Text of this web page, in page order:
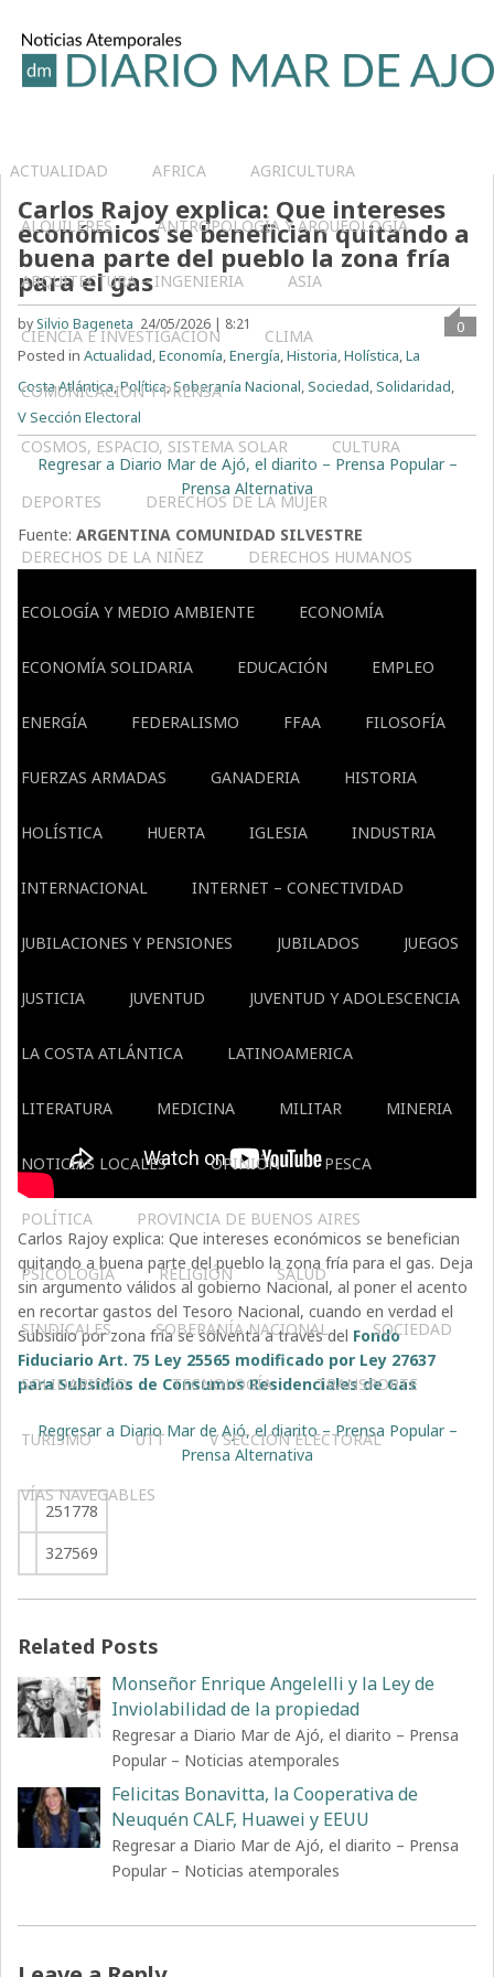
ACTUALIDAD AFRICA AGRICULTURA
ALQUILERES ANTROPOLOGÍA Y ARQUEOLOGÍA
ARQUITECTURA – INGENIERIA ASIA
CIENCIA E INVESTIGACIÓN CLIMA
COMUNICACIÓN Y PRENSA
COSMOS, ESPACIO, SISTEMA SOLAR CULTURA
DEPORTES DERECHOS DE LA MUJER
DERECHOS DE LA NIÑEZ DERECHOS HUMANOS
ECOLOGÍA Y MEDIO AMBIENTE ECONOMÍA
ECONOMÍA SOLIDARIA EDUCACIÓN EMPLEO
ENERGÍA FEDERALISMO FFAA FILOSOFÍA
FUERZAS ARMADAS GANADERIA HISTORIA
HOLÍSTICA HUERTA IGLESIA INDUSTRIA
INTERNACIONAL INTERNET – CONECTIVIDAD
JUBILACIONES Y PENSIONES JUBILADOS JUEGOS
JUSTICIA JUVENTUD JUVENTUD Y ADOLESCENCIA
LA COSTA ATLÁNTICA LATINOAMERICA
LITERATURA MEDICINA MILITAR MINERIA
NOTICIAS LOCALES OPINIÓN PESCA
POLÍTICA PROVINCIA DE BUENOS AIRES
PSICOLOGÍA RELIGIÓN SALUD
SINDICALES SOBERANÍA NACIONAL SOCIEDAD
SOLIDARIDAD TECNOLOGÍA TRANSPORTE
TURISMO UTT V SECCIÓN ELECTORAL
VÍAS NAVEGABLES
Carlos Rajoy explica: Que intereses
económicos se benefician quitando a
buena parte del pueblo la zona fría
para el gas
by Silvio Bageneta 24/05/2026 | 8:21
0
Posted inActualidad,Economía,Energía,Historia,Holística,La
Costa Atlántica,Política,Soberanía Nacional,Sociedad,Solidaridad,
V Sección Electoral
Regresar a Diario Mar de Ajó, el diarito – Prensa Popular –
Prensa Alternativa
Fuente:ARGENTINA COMUNIDAD SILVESTRE
Carlos Rajoy explica: Que intereses económicos se benefician
quitando a buena parte del pueblo la zona fría para el gas. Deja
sin argumento válidos al gobierno Nacional, al poner el acento
en recortar gastos del Tesoro Nacional, cuando en verdad el
Subsidio por zona fría se solventa a través del Fondo
Fiduciario Art. 75 Ley 25565 modificado por Ley 27637
para Subsidios de Consumos Residenciales de Gas
Regresar a Diario Mar de Ajó, el diarito – Prensa Popular –
Prensa Alternativa
251778
327569
Related Posts
Monseñor Enrique Angelelli y la Ley de
Inviolabilidad de la propiedad
Regresar a Diario Mar de Ajó, el diarito – Prensa
Popular – Noticias atemporales
Felicitas Bonavitta, la Cooperativa de
Neuquén CALF, Huawei y EEUU
Regresar a Diario Mar de Ajó, el diarito – Prensa
Popular – Noticias atemporales